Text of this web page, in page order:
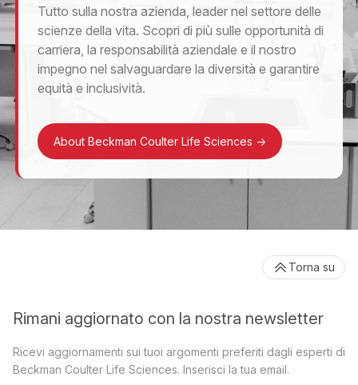
Tutto sulla nostra azienda, leader nel settore delle
scienze della vita. Scopri di più sulle opportunità di
carriera, la responsabilità aziendale e il nostro
impegno nel salvaguardare la diversità e garantire
equità e inclusività.
About Beckman Coulter Life Sciences ->
Rimani aggiornato con la nostra newsletter
Ricevi aggiornamenti sui tuoi argomenti preferiti dagli esperti di
Beckman Coulter Life Sciences. Inserisci la tua email.
Torna su